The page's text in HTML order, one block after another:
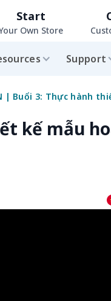
Start
Own Store
Support
| Buổi 3: Thực hành
kế mẫu